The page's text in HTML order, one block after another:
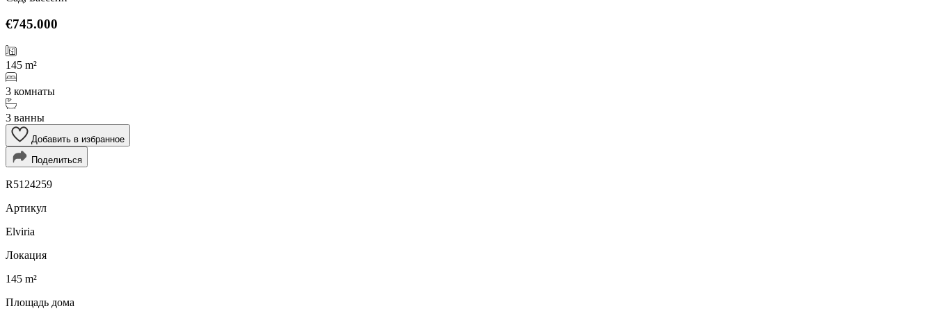
€745.000
145 m²
3 комнаты
3 ванны
Добавить в избранное
Поделиться
R5124259
Артикул
Elviria
Локация
145 m²
Площадь дома